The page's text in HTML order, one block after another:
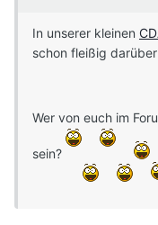
In unserer kleinen
schon fleißig
Wer von euch im
sein?